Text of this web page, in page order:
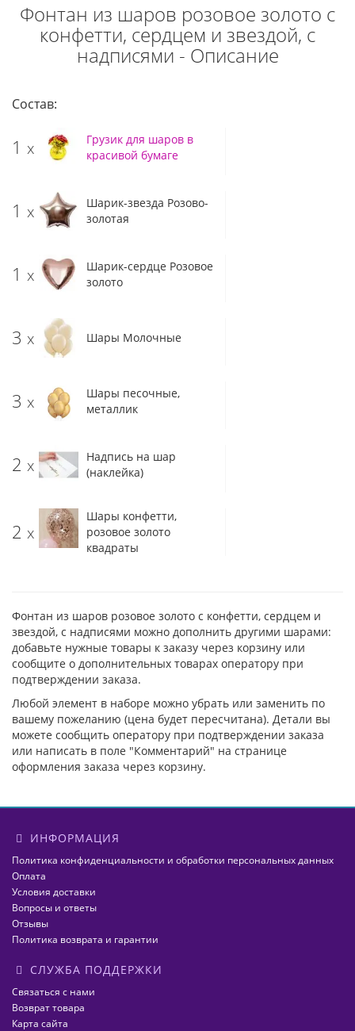
Фонтан из шаров розовое золото с
конфетти, сердцем и звездой, с
надписями - Описание
Состав:
1 x
Грузик для шаров в
красивой бумаге
1 x
Шарик-звезда Розово-
золотая
1 x
Шарик-сердце Розовое
золото
3 x Шары Молочные
3 x
Шары песочные,
металлик
2 x
Надпись на шар
(наклейка)
2 x
Шары конфетти,
розовое золото
квадраты
Фонтан из шаров розовое золото с конфетти, сердцем и
звездой, с надписями можно дополнить другими шарами:
добавьте нужные товары к заказу через корзину или
сообщите о дополнительных товарах оператору при
подтверждении заказа.
Любой элемент в наборе можно убрать или заменить по
вашему пожеланию (цена будет пересчитана). Детали вы
можете сообщить оператору при подтверждении заказа
или написать в поле "Комментарий" на странице
оформления заказа через корзину.
ИНФОРМАЦИЯ
Политика конфиденциальности и обработки персональных данных
Оплата
Условия доставки
Вопросы и ответы
Отзывы
Политика возврата и гарантии
СЛУЖБА ПОДДЕРЖКИ
Связаться с нами
Возврат товара
Карта сайта